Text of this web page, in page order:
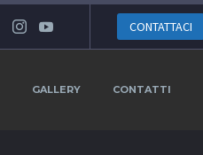
CONTATTACI
GALLERY CONTATTI